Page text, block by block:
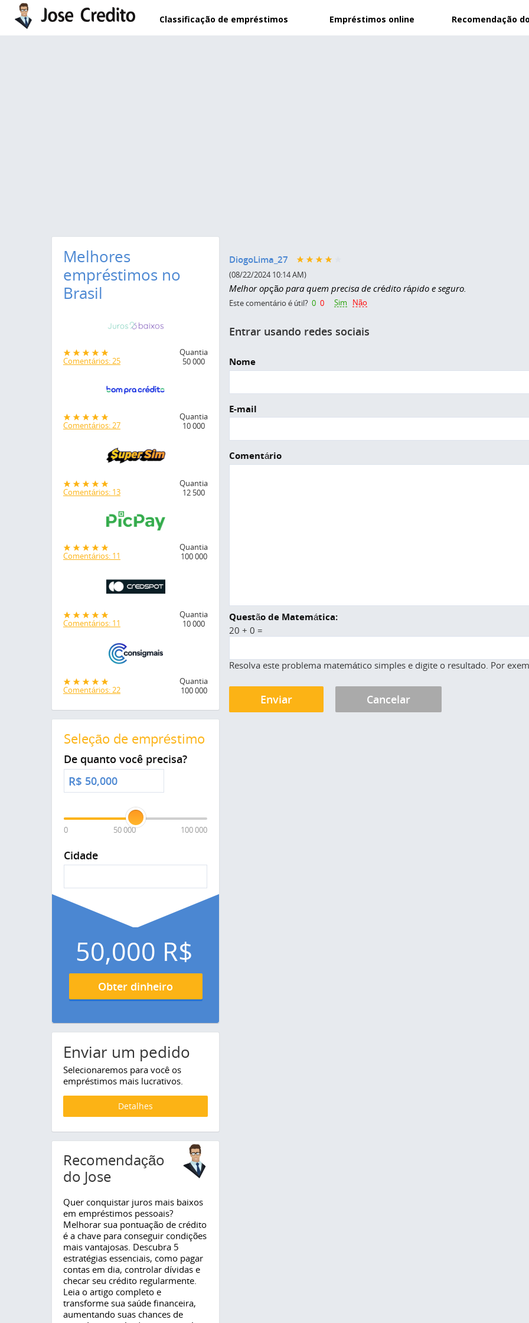
Pular para o conteúdo principal
Classificação de empréstimos Empréstimos online Recomendação
DiogoLima_27
(08/22/2024 10:14 AM)
Melhor opção para quem precisa de crédito rápido e seguro.
Este comentário é útil? 0 0 Sim
Não
Entrar usando redes sociais
Nome
E-mail
Comentário
Questão de Matemática:
20 + 0 =
Resolva este problema matemático simples e digite o resultado. Por
Melhores
empréstimos no
Brasil
Comentários: 25
Quantia
50 000
Comentários: 27
Quantia
10 000
Comentários: 13
Quantia
12 500
Comentários: 11
Quantia
100 000
Comentários: 11
Quantia
10 000
Comentários: 22
Quantia
100 000
Seleção de empréstimo
De quanto você precisa?
R$
0 50 000 100 000
Cidade
50,000 R$
Obter dinheiro
Enviar um pedido
Selecionaremos para você os
empréstimos mais lucrativos.
Detalhes
Recomendação
do Jose
Quer conquistar juros mais baixos
em empréstimos pessoais?
Melhorar sua pontuação de crédito
é a chave para conseguir condições
mais vantajosas. Descubra 5
estratégias essenciais, como pagar
contas em dia, controlar dívidas e
checar seu crédito regularmente.
Leia o artigo completo e
transforme sua saúde financeira,
aumentando suas chances de